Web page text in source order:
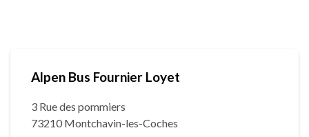
Alpen Bus Fournier Loyet
3 Rue des pommiers
73210 Montchavin-les-Coches